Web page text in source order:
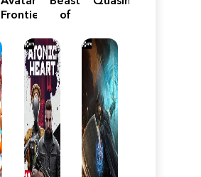
Frontiers
Pandora
of